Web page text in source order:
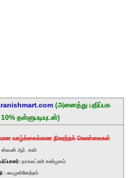
(அனைத்து பதிப்பக
தள்ளுபடியுடன்)
வாழ்க்கைக்கான நிகரற்றக் கொள்கைகள்
ஸ்டீபன் ஆர். கவி
நாகலட்சுமி சண்முகம்
: சுயமுன்னேற்றம்